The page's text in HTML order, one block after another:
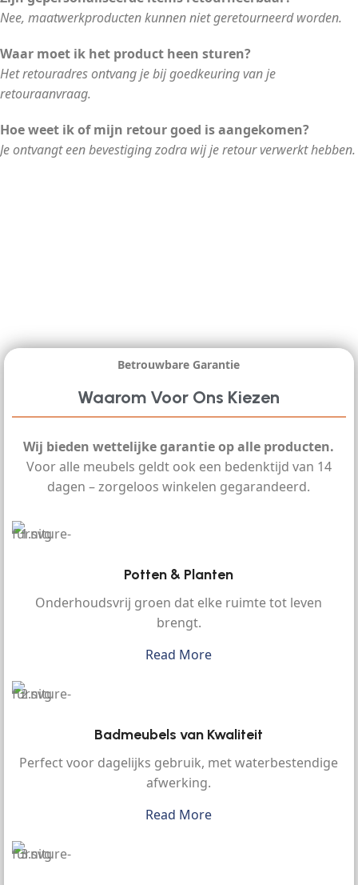
Nee, maatwerkproducten kunnen niet geretourneerd worden.
Waar moet ik het product heen sturen?
Het retouradres ontvang je bij goedkeuring van je
retouraanvraag.
Hoe weet ik of mijn retour goed is aangekomen?
Je ontvangt een bevestiging zodra wij je retour verwerkt hebben.
Betrouwbare Garantie
Waarom Voor Ons Kiezen
Wij bieden wettelijke garantie op alle producten.
Voor alle meubels geldt ook een bedenktijd van 14
dagen – zorgeloos winkelen gegarandeerd.
Potten & Planten
Onderhoudsvrij groen dat elke ruimte tot leven
brengt.
Read More
Badmeubels van Kwaliteit
Perfect voor dagelijks gebruik, met waterbestendige
afwerking.
Read More